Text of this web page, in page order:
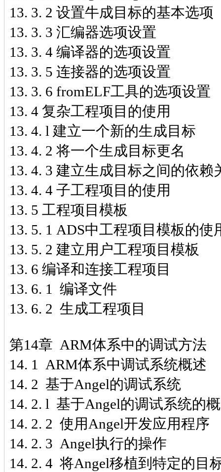
13. 3. 2 设置牛成目标的基本选项
13. 3. 3 汇编器选项设置
13. 3. 4 编译器的选项设置
13. 3. 5 连接器的选项设置
13. 3. 6 fromELF工具的选项设置
13. 4 复杂工程项目的使用
13. 4. l 建立一个新的生成目标
13. 4. 2 将一个生成目标更名
13. 4. 3 建立生成目标之间的依赖
13. 4. 4 子工程项目的使用
13. 5 工程项目模板
13. 5. 1 ADS中工程项目模板的使
13. 5. 2 建立用户工程项目模板
13. 6 编译和连接工程项目
13. 6. 1 编译文件
13. 6. 2 生成工程项目
第14章 ARM体系中的调试方法
14. 1 ARM体系中调试系统概述
14. 2 基于Angel的调试系统
14. 2. l 基于Angel的调试系统的
14. 2. 2 使用Angel开发应用程序
14. 2. 3 Angel执行的操作
14. 2. 4 将Angel移植到特定的目